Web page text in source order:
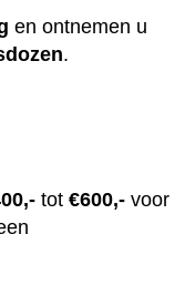
en ontnemen u
.
tot€600,- voor